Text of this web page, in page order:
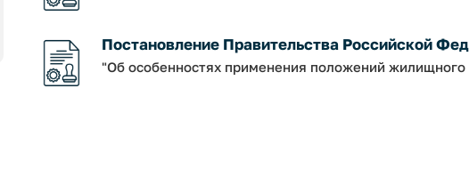
Постановление Правительства Российской
"Об особенностях применения положений